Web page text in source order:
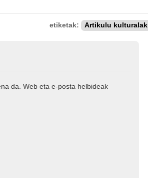
etiketak: Artikulu kulturalak
da. Web eta e-posta helbideak